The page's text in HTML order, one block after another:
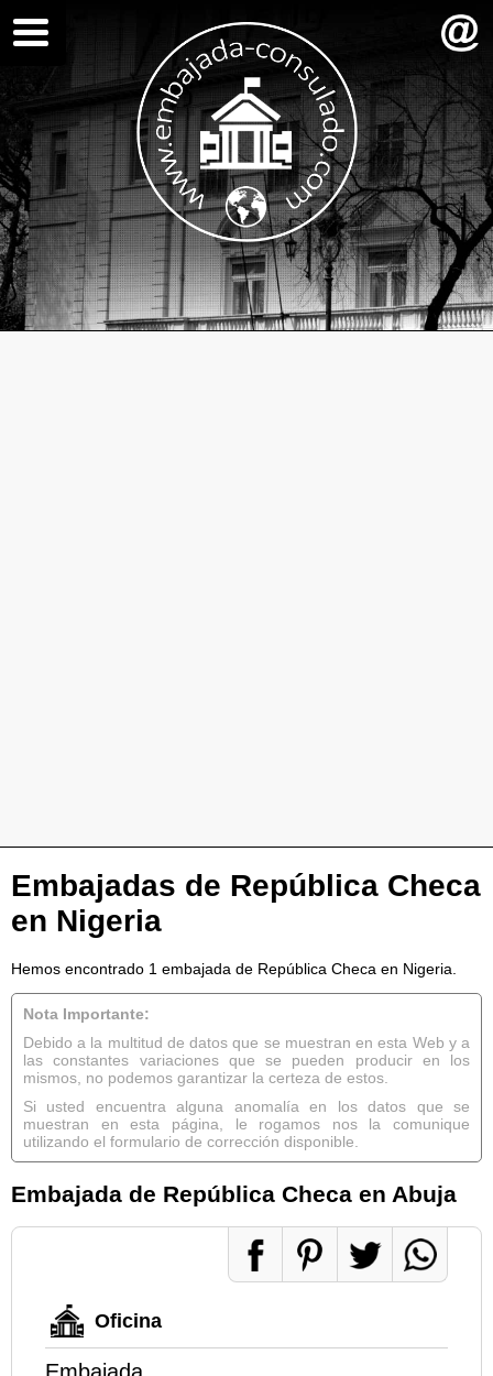
Embajadas de República Checa
en Nigeria
Hemos encontrado 1 embajada de República Checa en Nigeria.
Nota Importante:
Debido a la multitud de datos que se muestran en esta Web y a
las constantes variaciones que se pueden producir en los
mismos, no podemos garantizar la certeza de estos.
Si usted encuentra alguna anomalía en los datos que se
muestran en esta página, le rogamos nos la comunique
utilizando el formulario de corrección disponible.
Embajada de República Checa en Abuja
Oficina